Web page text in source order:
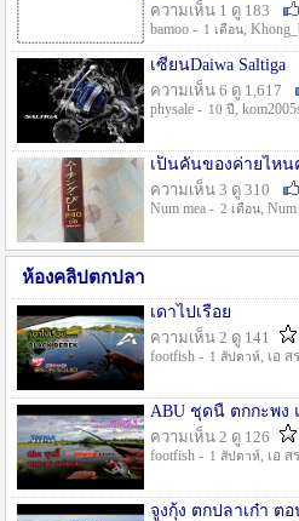
ความเห็น 1 ดู 183
bamoo - 1 เดือน,
เซียนDaiwa Saltiga
ความเห็น 6 ดู 1,617
physale - 10 ปี ,
เป็นคันของค่ายไหน
ความเห็น 3 ดู 310
Num mea - 2 เดือน, Num
ห้องคลิปตกปลา
เดาไปเรื่อย
ความเห็น 2 ดู 141
footfish - 1 สัปดาห์, เอ ส
ABU ชุดนี้ ตกกะพง
ความเห็น 2 ดู 126
footfish - 1 สัปดาห์, เอ ส
จูงกุ้ง ตกปลาเก๋า ต